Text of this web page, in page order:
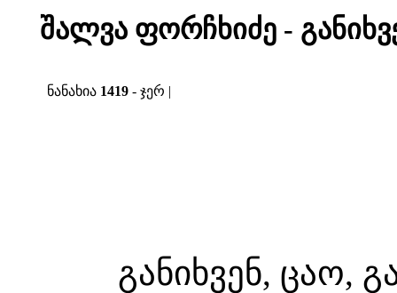
შალვა ფორჩხიძე -
ნანახია 1419 - ჯერ |
განიხვენ, ცაო,